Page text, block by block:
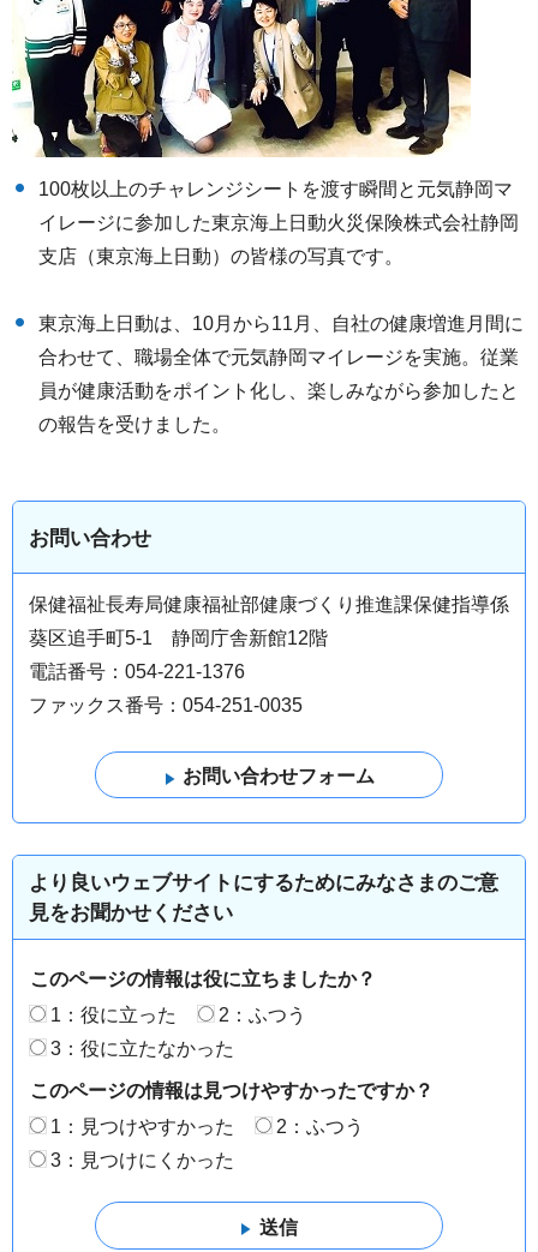
100枚以上のチャレンジシートを渡す瞬間と元気静岡マ
イレージに参加した東京海上日動火災保険株式会社静岡
支店（東京海上日動）の皆様の写真です。
東京海上日動は、10月から11月、自社の健康増進月間に
合わせて、職場全体で元気静岡マイレージを実施。従業
員が健康活動をポイント化し、楽しみながら参加したと
の報告を受けました。
お問い合わせ
保健福祉長寿局健康福祉部健康づくり推進課保健指導係
葵区追手町5-1 静岡庁舎新館12階
電話番号：054-221-1376
ファックス番号：054-251-0035
より良いウェブサイトにするためにみなさまのご意
見をお聞かせください
このページの情報は役に立ちましたか？
1：役に立った
2：ふつう
3：役に立たなかった
このページの情報は見つけやすかったですか？
1：見つけやすかった
2：ふつう
3：見つけにくかった